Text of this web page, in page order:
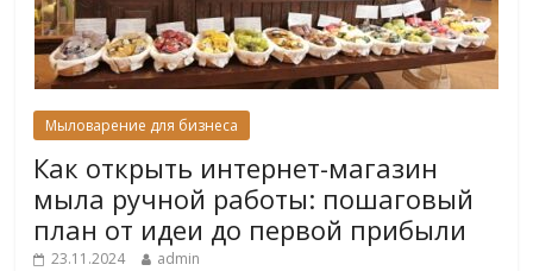
Мыловарение для бизнеса
Как открыть интернет-магазин
мыла ручной работы: пошаговый
план от идеи до первой прибыли
23.11.2024 admin